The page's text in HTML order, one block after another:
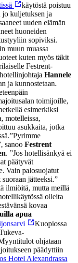
käytöstä poistuu
jo kuljetuksen ja
uuden elämän
huoneiden
sopiviksi.
muun muassa
kuten myös täkit
Festrent-
Hannele
ja kunnostetaan.
toimijoille,
esimerkiksi
motelleissa,
asukkaita, jotka
”Pyrimme
sanoo Festrent
. ”Jos hotellisänkyä ei
päätyvät
Vain palosuojatut
jätteeksi.”
ilmiöitä, mutta meillä
olleita
kovaa
apua
Kuopiossa
ohjataan
päädyttiin
Hotel Alexandrassa